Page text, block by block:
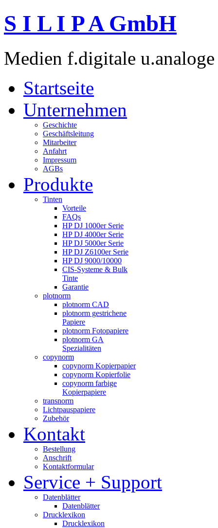
S I L I P A GmbH
Medien f.digitale
Startseite
Unternehmen
Geschichte
Geschäftsleitung
Mitarbeiter
Anfahrt
Impressum
AGBs
Produkte
Tinten
Vorteile
FAQs
HP DJ 1000er Serie
HP DJ 4000er Serie
HP DJ 5000er Serie
HP DJ Z6100er Serie
HP DJ 9000/10000
CIS-Systeme & Bulk
Tinte
Garantie
plotnorm
plotnorm CAD
plotnorm gestrichene
Papiere
plotnorm Fotopapiere
plotnorm GA
Spezialitäten
copynorm
copynorm Kopierpapier
copynorm Kopierfolie
copynorm farbige
Kopierpapiere
transnorm
Lichtpauspapiere
Zubehör
Kontakt
Bestellung
Anschrift
Kontaktformular
Service + Support
Datenblätter
Datenblätter
Drucklexikon
Drucklexikon